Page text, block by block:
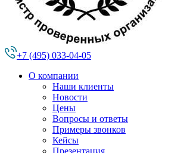
+7 (495) 033-04-05
О компании
Наши клиенты
Новости
Цены
Вопросы и ответы
Примеры звонков
Кейсы
Презентация